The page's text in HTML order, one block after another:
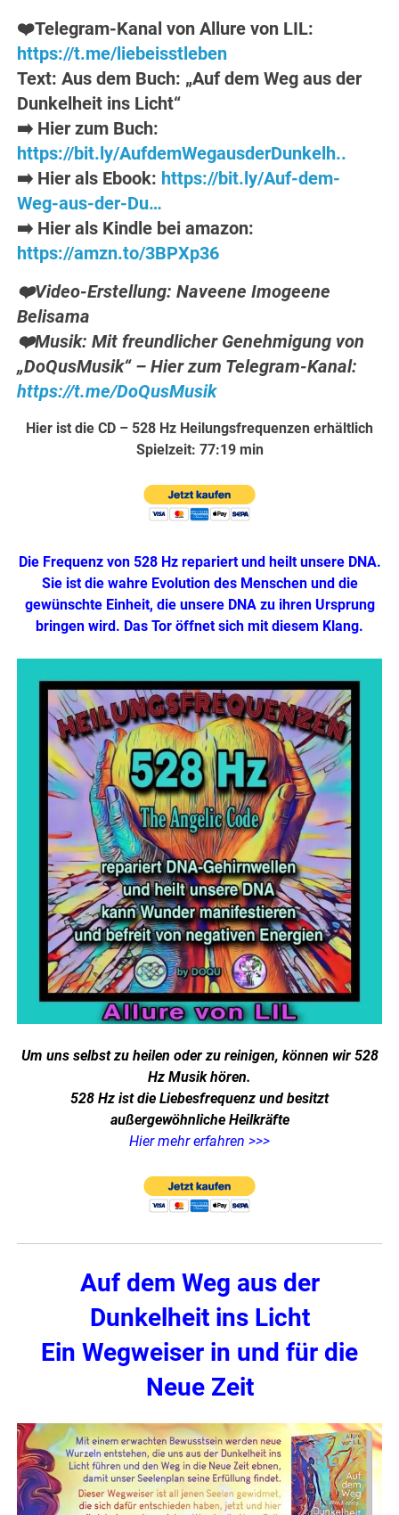
❤️Telegram-Kanal von Allure von LIL:
https://t.me/liebeisstleben
Text: Aus dem Buch: „Auf dem Weg aus der
Dunkelheit ins Licht“
➡️ Hier zum Buch:
https://bit.ly/AufdemWegausderDunkelh..
➡️ Hier als Ebook: https://bit.ly/Auf-dem-
Weg-aus-der-Du…
➡️ Hier als Kindle bei amazon:
https://amzn.to/3BPXp36
❤️Video-Erstellung: Naveene Imogeene
Belisama
❤️Musik: Mit freundlicher Genehmigung von
„DoQusMusik“ – Hier zum Telegram-Kanal:
https://t.me/DoQusMusik
Hier ist die CD – 528 Hz Heilungsfrequenzen erhältlich
Spielzeit: 77:19 min
Die Frequenz von 528 Hz repariert und heilt unsere DNA.
Sie ist die wahre Evolution des Menschen und die
gewünschte Einheit, die unsere DNA zu ihren Ursprung
bringen wird. Das Tor öffnet sich mit diesem Klang.
Um uns selbst zu heilen oder zu reinigen, können wir 528
Hz Musik hören.
528 Hz ist die Liebesfrequenz und besitzt
außergewöhnliche Heilkräfte
Hier mehr erfahren >>>
Auf dem Weg aus der
Dunkelheit ins Licht
Ein Wegweiser in und für die
Neue Zeit